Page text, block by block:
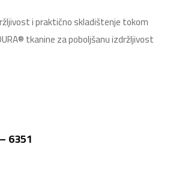
i praktično skladištenje tokom
tkanine za poboljšanu izdržljivost
6351